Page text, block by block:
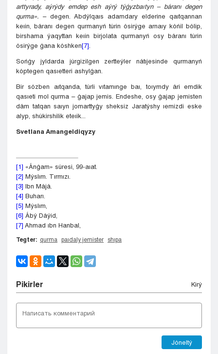
arttyrady, aýrýdy emdep esh aýrý týǵyzbaıtyn – báranı degen
qurma». – degen. Abdýlqaıs adamdary elderine qaıtqannan
keıin, báranı degen qurmanyń túrin ósirýge arnaıy kóńil bólip,
birshama ýaqyttan keıin birjolata qurmanyń osy báranı túrin
ósirýge ǵana kóshken[7]
Sońǵy jyldarda júrgizilgen zertteýler nátıjesinde qurmanyń
kóptegen qasıetteri ashylǵan.
Bir sózben aıtqanda, túrli vıtamınge baı, toıymdy ári emdik
qasıeti mol qurma – ǵajap jemis. Endeshe, osy ǵajap jemisten
dám tatqan saıyn jomarttyǵy sheksiz Jaratýshy ıemizdi eske
alyp, shúkirshilik eteıik...
Svetlana Amangeldiqyzy
[1] «Ánǵam» súresi, 99-aıat.
[2] Mýslım. Tırmızı.
[3] Ibn Májá.
[4] Buharı.
[5] Mýslım,
[6] Ábý Dáýid,
[7] Ahmad ıbn Hanbal,
Tegter: qurma paıdaly jemister shıpa
Pіkіrler Kіrý
Jóneltý